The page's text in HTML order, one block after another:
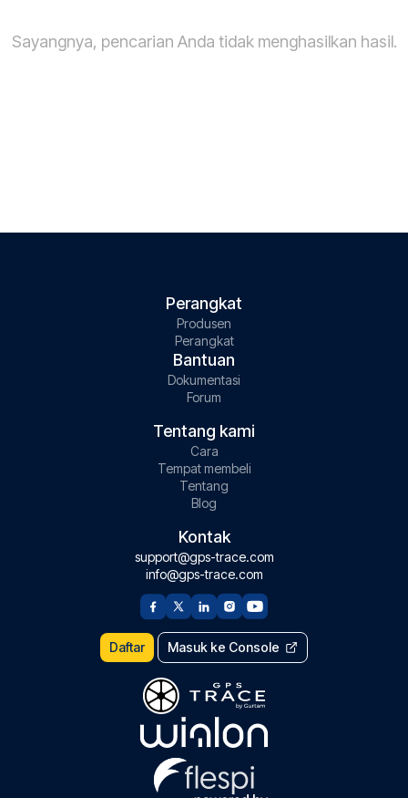
Sayangnya, pencarian Anda tidak menghasilkan hasil.
Perangkat
Produsen
Perangkat
Bantuan
Dokumentasi
Forum
Tentang kami
Cara
Tempat membeli
Tentang
Blog
Kontak
support@gps-trace.com
info@gps-trace.com
Daftar Masuk ke Console